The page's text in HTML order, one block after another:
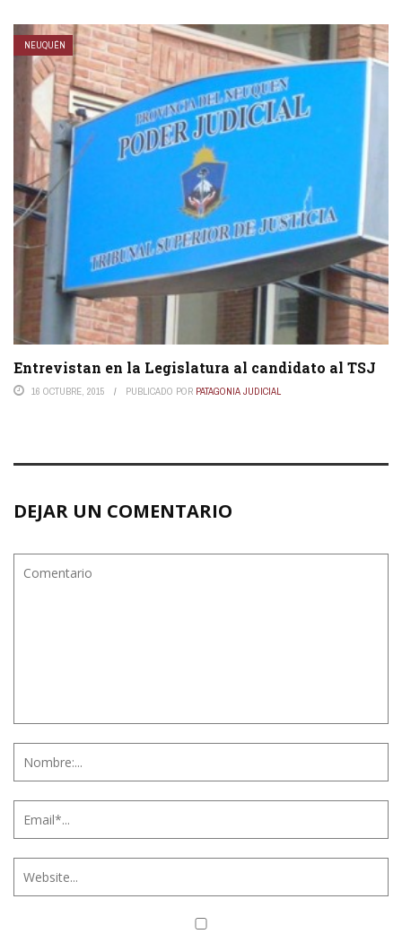
NEUQUÉN
Entrevistan en la Legislatura al candidato al TSJ
16 OCTUBRE, 2015 PUBLICADO POR PATAGONIA JUDICIAL
DEJAR UN COMENTARIO